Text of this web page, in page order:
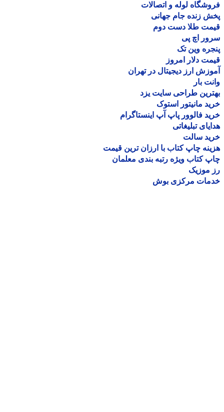
لوله و اتصالات
زنده جام جهانی
طلا دست دوم
اچ پی
وین تک
دلار امروز
ارز دیجیتال در تهران
بار
طراحی سایت یزد
مانیتور استوک
فالوور پاپ آپ اینستاگرام
تبلیغاتی
سالت
چاپ کتاب با ارزان ترین قیمت
کتاب ویژه رتبه بندی معلمان
موزیک
مرکزی بوش